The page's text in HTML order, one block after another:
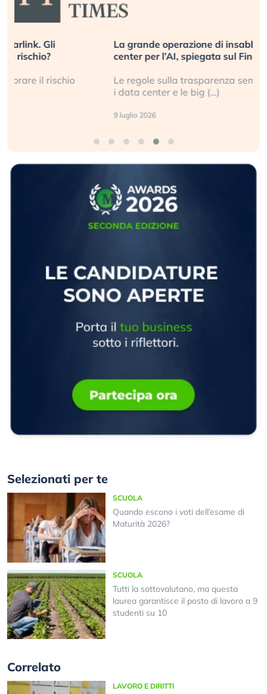
La grande operazione di insabbiamento sui data
center per l’AI, spiegata sul Financial Times
Le regole sulla trasparenza sembrano non valere per
i data center e le big (…)
Selezionati per te
SCUOLA
Quando escono i voti dell’esame di
Maturità 2026?
SCUOLA
Tutti la sottovalutano, ma questa
laurea garantisce il posto di lavoro a 9
studenti su 10
Correlato
LAVORO E DIRITTI